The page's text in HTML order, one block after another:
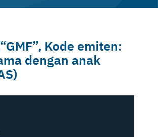
Kode emiten:
dengan anak